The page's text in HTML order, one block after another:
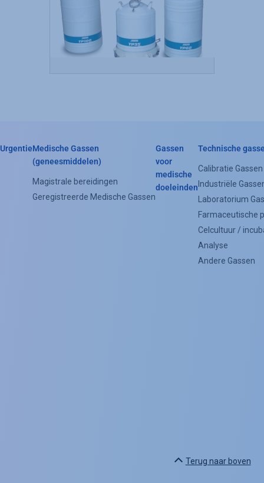
Header
Categorie
Menu
UrgentieMedische Gassen
(geneesmiddelen)
Magistrale bereidingen
Geregistreerde Medische Gassen
Gassen
voor
medische
doeleinden
Technische
Calibratie Gassen
Industriële
Laboratorium
Farmaceutische
Celcultuur /
Analyse
Andere Gassen
Terug naar boven